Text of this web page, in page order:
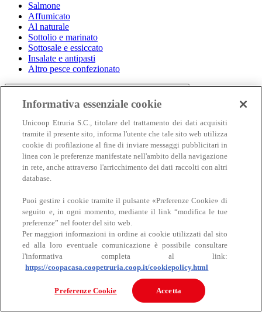
Salmone
Affumicato
Al naturale
Sottolio e marinato
Sottosale e essiccato
Insalate e antipasti
Altro pesce confezionato
Carne
Carne
Informativa essenziale cookie
Unicoop Etruria S.C., titolare del trattamento dei dati acquisiti
tramite il presente sito, informa l'utente che tale sito web utilizza
cookie di profilazione al fine di inviare messaggi pubblicitari in
linea con le preferenze manifestate nell'ambito della navigazione
in rete, anche attraverso l'arricchimento dei dati raccolti con altri
database.
Puoi gestire i cookie tramite il pulsante «Preferenze Cookie» di
seguito e, in ogni momento, mediante il link “modifica le tue
preferenze” nel footer del sito web.
Per maggiori informazioni in ordine ai cookie utilizzati dal sito
ed alla loro eventuale comunicazione è possibile consultare
l'informativa completa al link:
https://coopacasa.coopetruria.coop.it/cookiepolicy.html
Preferenze Cookie Accetta